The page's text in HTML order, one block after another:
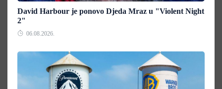
David Harbour je ponovo Djeda Mraz u "Violent Night
2"
06.08.2026.